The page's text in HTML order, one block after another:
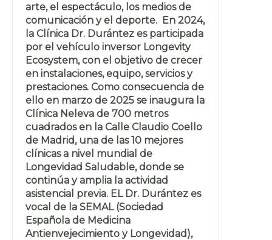
arte, el espectáculo, los medios de
comunicación y el deporte. En 2024,
la Clínica Dr. Durántez es participada
por el vehículo inversor Longevity
Ecosystem, con el objetivo de crecer
en instalaciones, equipo, servicios y
prestaciones. Como consecuencia de
ello en marzo de 2025 se inaugura la
Clínica Neleva de 700 metros
cuadrados en la Calle Claudio Coello
de Madrid, una de las 10 mejores
clínicas a nivel mundial de
Longevidad Saludable, donde se
continúa y amplia la actividad
asistencial previa. EL Dr. Durántez es
vocal de la SEMAL (Sociedad
Española de Medicina
Antienvejecimiento y Longevidad),